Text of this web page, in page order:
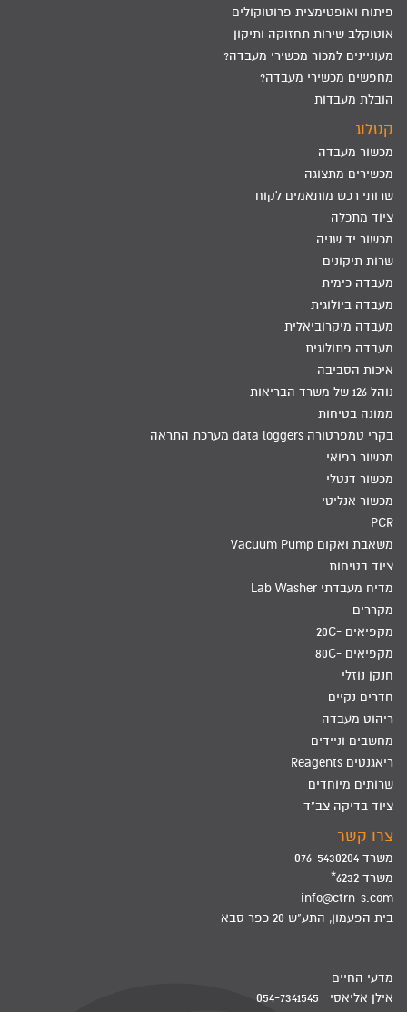
פיתוח ואופטימצית פרוטוקולים
אוטוקלב שירות תחזוקה ותיקון
מעוניינים למכור מכשירי מעבדה?
מחפשים מכשירי מעבדה?
הובלת מעבדות
קטלוג
מכשור מעבדה
מכשירים מתצוגה
שרותי רכש מותאמים לקוח
ציוד מתכלה
מכשור יד שניה
שרות תיקונים
מעבדה כימית
מעבדה ביולוגית
מעבדה מיקרוביאלית
מעבדה פתולוגית
איכות הסביבה
נוהל 126 של משרד הבריאות
ממונה בטיחות
בקרי טמפרטורה data loggers מערכת התראה
מכשור רפואי
מכשור דנטלי
מכשור אנליטי
PCR
משאבת ואקום Vacuum Pump
ציוד בטיחות
מדיח מעבדתי Lab Washer
מקררים
מקפיאים -20C
מקפיאים -80C
חנקן נוזלי
חדרים נקיים
ריהוט מעבדה
מחשבים וניידים
ריאגנטים Reagents
שרותים מיוחדים
ציוד בדיקה צב"ד
צרו קשר
משרד 076-5430204
משרד 6232*
info@ctrn-s.com
בית הפעמון, התע"ש 20 כפר סבא
מדעי החיים
אילן אליאסי 054-7341545